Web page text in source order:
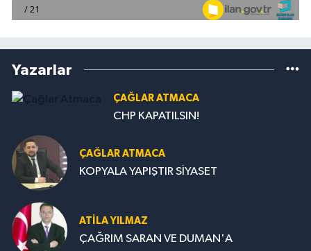
Yazarlar
ÇAĞLAR ATMACA
CHP KAPATILSIN!
ÇAĞLAR ATMACA
KOPYALA YAPIŞTIR SİYASET
ATILA YILMAZ
ÇAĞRIM SARAN VE DUMAN'A